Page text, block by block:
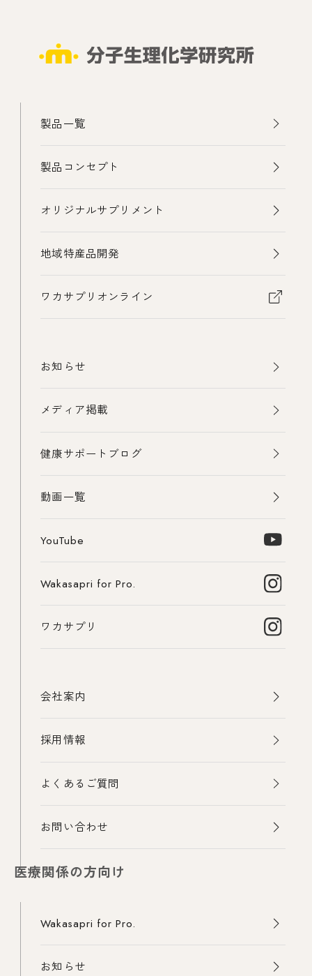
製品一覧
製品コンセプト
オリジナルサプリメント
地域特産品開発
ワカサプリオンライン
お知らせ
メディア掲載
健康サポートブログ
動画一覧
YouTube
Wakasapri for Pro.
ワカサプリ
会社案内
採用情報
よくあるご質問
お問い合わせ
医療関係の方向け
Wakasapri for Pro.
お知らせ